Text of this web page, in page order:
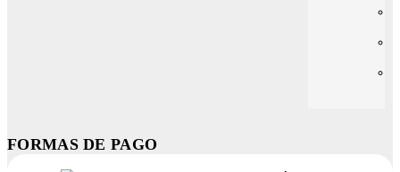
FORMAS DE PAGO